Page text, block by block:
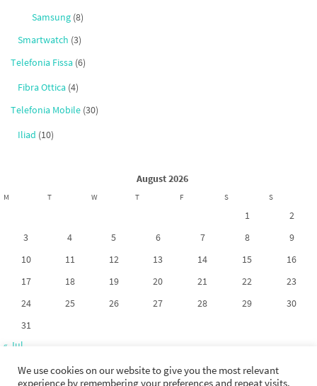
Samsung (8)
Smartwatch (3)
Telefonia Fissa (6)
Fibra Ottica (4)
Telefonia Mobile (30)
Iliad (10)
August 2026
M T W T F S S
1
2
3
4 5 6 7 8
9
10
11 12 13 14 15
16
17
18 19 20 21 22
23
24
25 26 27 28 29
30
31
« Jul
We use cookies on our website to give you the most relevant
experience by remembering your preferences and repeat visits.